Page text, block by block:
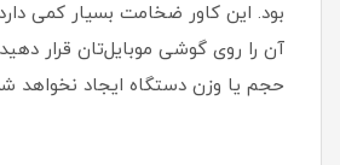
بود‏.‏ این کاور ضخامت بسیار کمی
آن را روی گوشی موبایل‌تان قرار
حجم یا وزن دستگاه ایجاد نخواهد